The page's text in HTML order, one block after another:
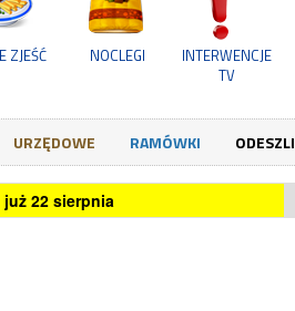
ZJEŚĆ NOCLEGI
INTERWENCJE
TV
URZĘDOWE RAMÓWKI ODESZLI
22 sierpnia